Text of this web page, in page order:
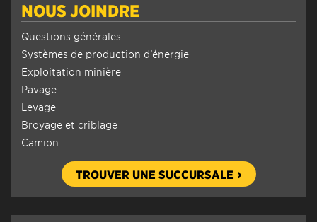
NOUS JOINDRE
Questions générales
Systèmes de production d’énergie
Exploitation minière
Pavage
Levage
Broyage et criblage
Camion
TROUVER UNE SUCCURSALE